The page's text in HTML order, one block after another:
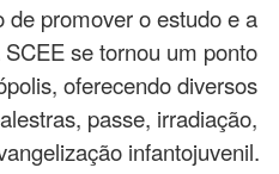
de promover o estudo e a
se tornou um ponto
oferecendo diversos
passe, irradiação,
infantojuvenil.